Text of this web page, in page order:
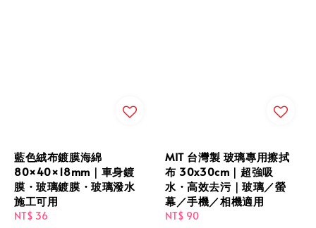
藍色絨布鍍膜海綿
80×40×18mm｜車身鍍
膜・玻璃鍍膜・玻璃潑水
施工可用
Regular
NT$ 36
MIT 台灣製 玻璃專用擦拭
布 30x30cm｜超強吸
水・高效去污｜玻璃／螢
幕／手機／相機適用
Regular
NT$ 90